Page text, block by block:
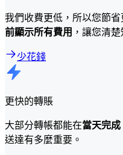
我們收費更低，所以您節
前顯示所有費用 ，讓您清
少花錢
更快的轉賬
大部分轉帳都能在當天完成
送達有多麼重要。